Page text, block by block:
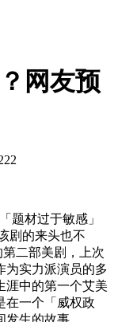
网友预
材过于敏感」
的来头也不
二部美剧，上次
为实力派演员的多
涯中的第一个艾美
一个「威权政
间发生的故事。